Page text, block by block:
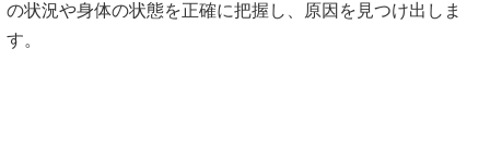
の状況や身体の状態を正確に把握し、原因を見つけ出しま
す。